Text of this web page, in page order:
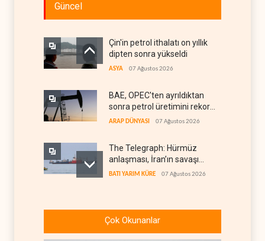
Güncel
Çin'in petrol ithalatı on yıllık
dipten sonra yükseldi
ASYA 07 Ağustos 2026
BAE, OPEC'ten ayrıldıktan
sonra petrol üretimini rekor
düzeye çıkardı
ARAP DÜNYASI 07 Ağustos 2026
The Telegraph: Hürmüz
anlaşması, İran’ın savaşı
kazandığını gösteriyor
BATI YARIM KÜRE 07 Ağustos 2026
değiştirecek yeni askeri
denklem
Çok Okunanlar